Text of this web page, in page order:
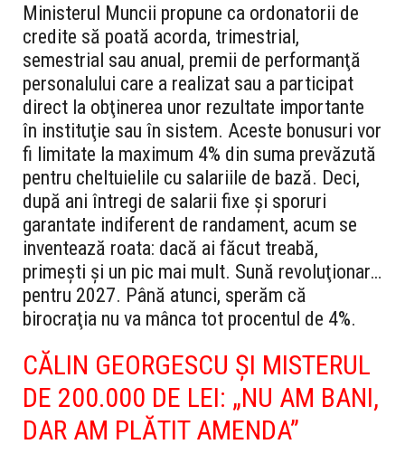
Ministerul Muncii propune ca ordonatorii de
credite să poată acorda, trimestrial,
semestrial sau anual, premii de performanţă
personalului care a realizat sau a participat
direct la obţinerea unor rezultate importante
în instituţie sau în sistem. Aceste bonusuri vor
fi limitate la maximum 4% din suma prevăzută
pentru cheltuielile cu salariile de bază. Deci,
după ani întregi de salarii fixe şi sporuri
garantate indiferent de randament, acum se
inventează roata: dacă ai făcut treabă,
primeşti şi un pic mai mult. Sună revoluţionar…
pentru 2027. Până atunci, sperăm că
birocraţia nu va mânca tot procentul de 4%.
CĂLIN GEORGESCU ŞI MISTERUL
DE 200.000 DE LEI: „NU AM BANI,
DAR AM PLĂTIT AMENDA”